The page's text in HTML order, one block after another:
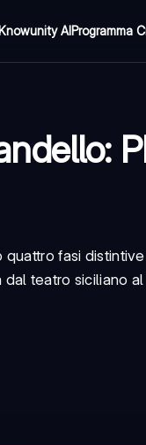
AIProgramma
quattro fasi
teatro siciliano